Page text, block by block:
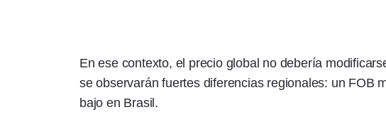
En ese contexto, el precio global no debería
se observarán fuertes diferencias regionales: un FOB
bajo en Brasil.